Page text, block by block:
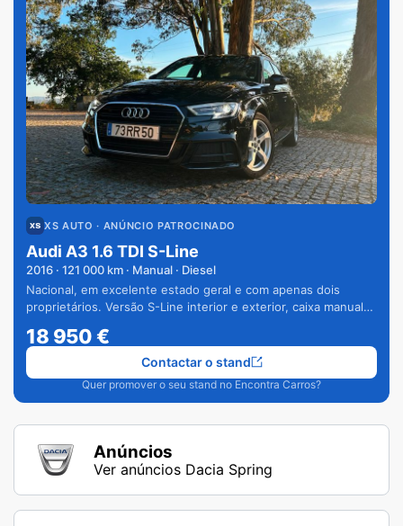
XS AUTO · ANÚNCIO PATROCINADO
Audi A3 1.6 TDI S-Line
2016 · 121 000 km · Manual · Diesel
Nacional, em excelente estado geral e com apenas dois
proprietários. Versão S-Line interior e exterior, caixa manual
18 950€
Quer promover o seu stand no Encontra Carros?
Contactar o stand
Anúncios
Ver anúncios Dacia Spring